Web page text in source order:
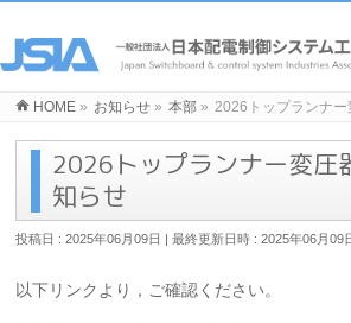
HOME » お知らせ » 本部 » 2026トップランナ
2026トップランナー変圧
知らせ
投稿日 : 2025年06月09日 最終更新日時 : 2025年06月09
以下リンクより，ご確認ください。